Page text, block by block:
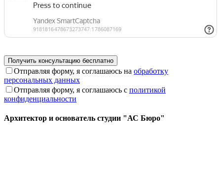
Отправляя форму, я соглашаюсь на обработку
персональных данных
Отправляя форму, я соглашаюсь с политикой
конфиденциальности
Архитектор и основатель студии "АС Бюро"